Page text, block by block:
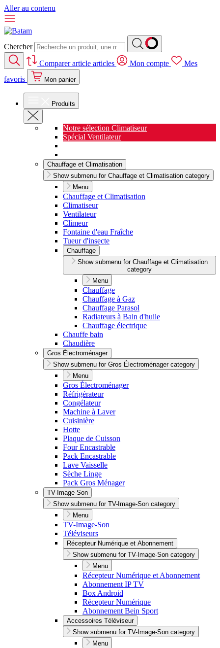
Aller au contenu
Chercher
Comparerarticle articles Mon compte
Mes
favoris
Mon panier
Produits
Notre sélection Climatiseur
Spécial Ventilateur
Chauffage et Climatisation
Show submenu for Chauffage et Climatisation category
Menu
Chauffage et Climatisation
Climatiseur
Ventilateur
Climeur
Fontaine d'eau Fraîche
Tueur d'insecte
Chauffage
Show submenu for Chauffage et Climatisation
category
Menu
Chauffage
Chauffage à Gaz
Chauffage Parasol
Radiateurs à Bain d'huile
Chauffage électrique
Chauffe bain
Chaudière
Gros Électroménager
Show submenu for Gros Électroménager category
Menu
Gros Électroménager
Réfrigérateur
Congélateur
Machine à Laver
Cuisinière
Hotte
Plaque de Cuisson
Four Encastrable
Pack Encastrable
Lave Vaisselle
Sèche Linge
Pack Gros Ménager
TV-Image-Son
Show submenu for TV-Image-Son category
Menu
TV-Image-Son
Téléviseurs
Récepteur Numérique et Abonnement
Show submenu for TV-Image-Son category
Menu
Récepteur Numérique et Abonnement
Abonnement IP TV
Box Android
Récepteur Numérique
Abonnement Bein Sport
Accessoires Téléviseur
Show submenu for TV-Image-Son category
Menu